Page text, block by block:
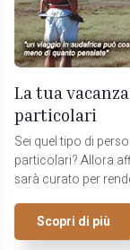
La tua
particolari
Sei quel tipo di
particolari? Allora
sarà curato per
Scopri di più